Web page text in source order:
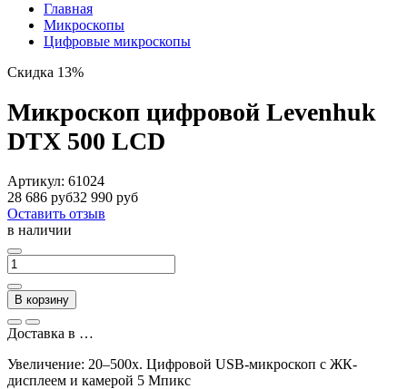
Главная
Микроскопы
Цифровые микроскопы
Скидка 13%
Микроскоп цифровой Levenhuk
DTX 500 LCD
Артикул: 61024
28 686 руб32 990 руб
Оставить отзыв
в наличии
В корзину
Доставка в …
Увеличение: 20–500x. Цифровой USB-микроскоп с ЖК-
дисплеем и камерой 5 Мпикс